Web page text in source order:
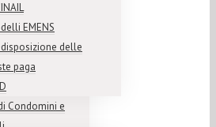
EMENS
delle
paga
Condomini e